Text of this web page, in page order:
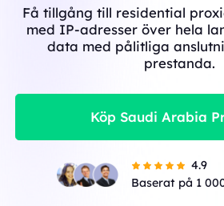
Få tillgång till residential
med IP-adresser över hela
data med pålitliga
prestanda.
Köp Saudi Arabia
4.9
Baserat på 1